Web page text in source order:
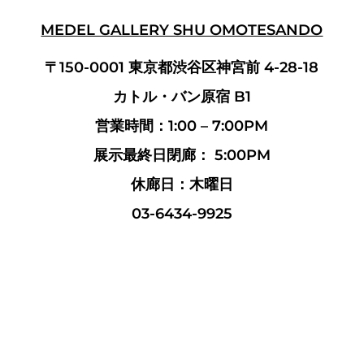
MEDEL GALLERY SHU OMOTESANDO
〒150-0001 東京都渋谷区神宮前 4-28-18
カトル・バン原宿 B1
営業時間：1:00 – 7:00PM
展示最終日閉廊： 5:00PM
休廊日：木曜日
03-6434-9925